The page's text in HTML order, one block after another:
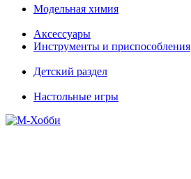
Модельная химия
Аксессуары
Инструменты и приспособления
Детский раздел
Настольные игры